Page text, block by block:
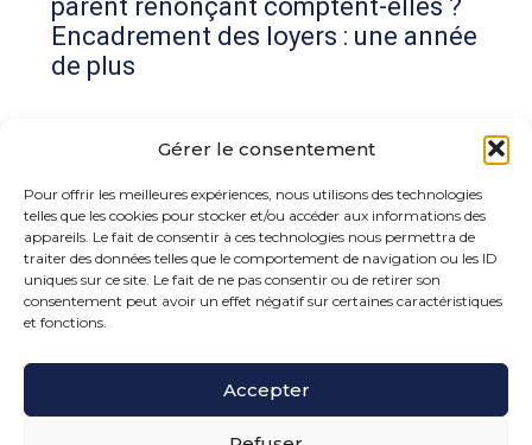
Gérer le consentement
Pour offrir les meilleures expériences, nous utilisons des technologies
telles que les cookies pour stocker et/ou accéder aux informations des
appareils. Le fait de consentir à ces technologies nous permettra de
traiter des données telles que le comportement de navigation ou les ID
uniques sur ce site. Le fait de ne pas consentir ou de retirer son
consentement peut avoir un effet négatif sur certaines caractéristiques
et fonctions.
Accepter
parent renonçant comptent-elles ?
Encadrement des loyers : une année
de plus
Commentaires récents
Aucun commentaire à afficher.
15 rue de la Bonne Rencontre – 77860 Quincy
Voisins